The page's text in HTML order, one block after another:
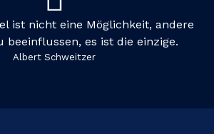
ist nicht eine Möglichkeit, andere
beeinflussen, es ist die einzige.
Albert Schweitzer